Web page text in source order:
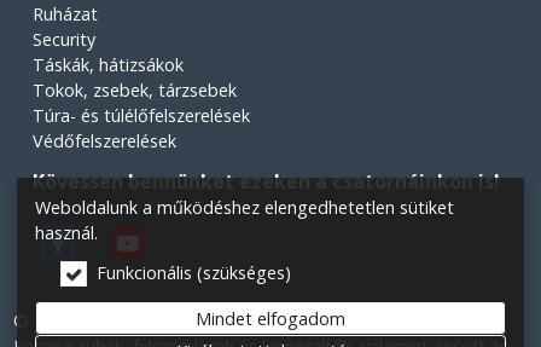
Ruházat
Security
Táskák, hátizsákok
Tokok, zsebek, tárzsebek
Túra- és túlélőfelszerelések
Védőfelszerelések
Kövessen bennünket ezeken a csatornáinkon is!
© 2026 Minden jog fenntartva! Légiós Military webáruház.
Weboldalunk a működéshez elengedhetetlen sütiket
használ.
Funkcionális (szükséges)
Mindet elfogadom